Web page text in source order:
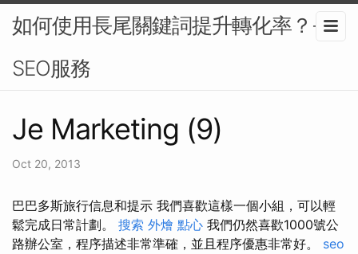
如何使用長尾關鍵詞提升轉化率？-
SEO服務
Je Marketing (9)
Oct 20, 2013
巴巴多斯旅行信息和提示 我們喜歡這樣一個小組，可以輕
鬆完成日常計劃。 搜索 外燴 點心 我們仍然喜歡1000號公
路辦公室，程序描述非常準確，並且程序優惠非常好。 seo